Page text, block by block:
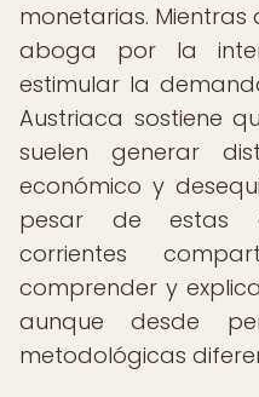
monetarias.
aboga por la
estimular la
Austriaca sostiene
suelen generar
económico y
pesar de estas
corrientes
comprender y
aunque desde
metodológicas